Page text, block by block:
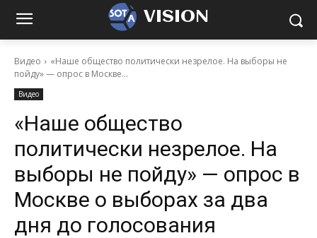
VISION
Видео
«Наше общество политически незрелое. На выборы не
пойду» — опрос в Москве...
Видео
«Наше общество
политически незрелое. На
выборы не пойду» — опрос в
Москве о выборах за два
дня до голосования